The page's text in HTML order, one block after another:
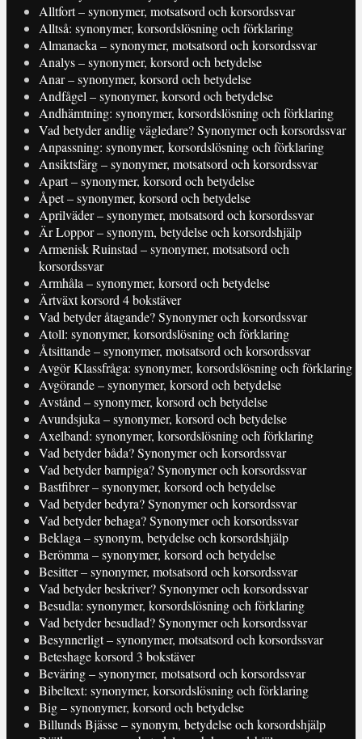
Alltfort – synonymer, motsatsord och korsordssvar
Alltså: synonymer, korsordslösning och förklaring
Almanacka – synonymer, motsatsord och korsordssvar
Analys – synonymer, korsord och betydelse
Anar – synonymer, korsord och betydelse
Andfågel – synonymer, korsord och betydelse
Andhämtning: synonymer, korsordslösning och förklaring
Vad betyder andlig vägledare? Synonymer och korsordssvar
Anpassning: synonymer, korsordslösning och förklaring
Ansiktsfärg – synonymer, motsatsord och korsordssvar
Apart – synonymer, korsord och betydelse
Åpet – synonymer, korsord och betydelse
Aprilväder – synonymer, motsatsord och korsordssvar
Är Loppor – synonym, betydelse och korsordshjälp
Armenisk Ruinstad – synonymer, motsatsord och
korsordssvar
Armhåla – synonymer, korsord och betydelse
Ärtväxt korsord 4 bokstäver
Vad betyder åtagande? Synonymer och korsordssvar
Atoll: synonymer, korsordslösning och förklaring
Åtsittande – synonymer, motsatsord och korsordssvar
Avgör Klassfråga: synonymer, korsordslösning och förklaring
Avgörande – synonymer, korsord och betydelse
Avstånd – synonymer, korsord och betydelse
Avundsjuka – synonymer, korsord och betydelse
Axelband: synonymer, korsordslösning och förklaring
Vad betyder båda? Synonymer och korsordssvar
Vad betyder barnpiga? Synonymer och korsordssvar
Bastfibrer – synonymer, korsord och betydelse
Vad betyder bedyra? Synonymer och korsordssvar
Vad betyder behaga? Synonymer och korsordssvar
Beklaga – synonym, betydelse och korsordshjälp
Berömma – synonymer, korsord och betydelse
Besitter – synonymer, motsatsord och korsordssvar
Vad betyder beskriver? Synonymer och korsordssvar
Besudla: synonymer, korsordslösning och förklaring
Vad betyder besudlad? Synonymer och korsordssvar
Besynnerligt – synonymer, motsatsord och korsordssvar
Beteshage korsord 3 bokstäver
Beväring – synonymer, motsatsord och korsordssvar
Bibeltext: synonymer, korsordslösning och förklaring
Big – synonymer, korsord och betydelse
Billunds Bjässe – synonym, betydelse och korsordshjälp